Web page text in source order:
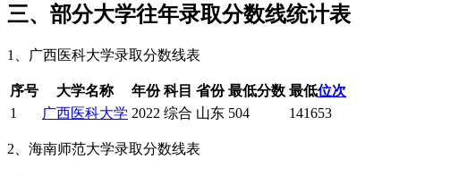
三、部分大学往年录取分数线统计表
1、广西医科大学录取分数线表
序号 大学名称 年份 科目 省份 最低分数 最低位次
1
广西医科大学 2022 综合 山东 504 141653
2、海南师范大学录取分数线表